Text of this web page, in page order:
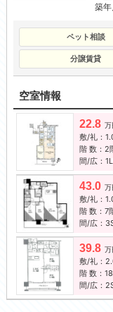
築
ペット相談
分譲賃貸
空室情報
22.8 万
敷/礼：
階 数：2
間/広：
43.0 万
敷/礼：
階 数：7
間/広：
39.8 万
敷/礼：
階 数：
間/広：